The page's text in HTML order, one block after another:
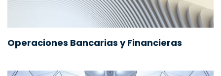
Operaciones Bancarias y Financieras